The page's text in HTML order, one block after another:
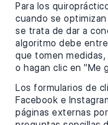
Para los
cuando se optimizan
se trata de dar a
algoritmo debe
que tomen
o hagan clic en "Me
Los formularios de
Facebook e
páginas externas